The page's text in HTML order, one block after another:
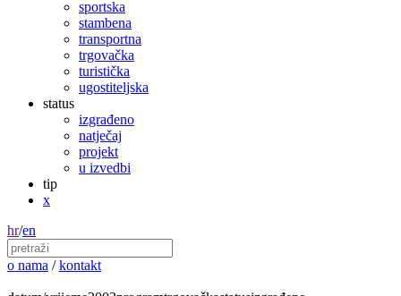
sportska
stambena
transportna
trgovačka
turistička
ugostiteljska
status
izgrađeno
natječaj
projekt
u izvedbi
tip
x
hr/en
o nama / kontakt